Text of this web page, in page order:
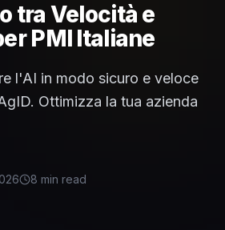
tra Velocità e
PMI Italiane
l'AI in modo sicuro e veloce
Ottimizza la tua azienda
8 min read